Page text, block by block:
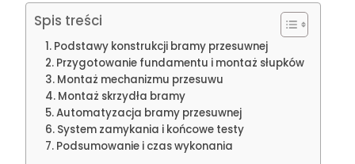
Spis treści
Podstawy konstrukcji bramy przesuwnej
Przygotowanie fundamentu i montaż słupków
Montaż mechanizmu przesuwu
Montaż skrzydła bramy
Automatyzacja bramy przesuwnej
System zamykania i końcowe testy
Podsumowanie i czas wykonania